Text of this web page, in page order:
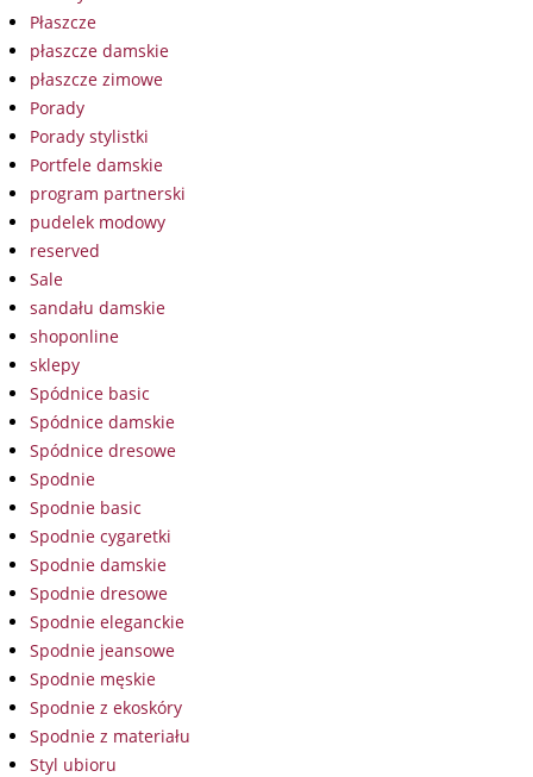
Płaszcze
płaszcze damskie
płaszcze zimowe
Porady
Porady stylistki
Portfele damskie
program partnerski
pudelek modowy
reserved
Sale
sandału damskie
shoponline
sklepy
Spódnice basic
Spódnice damskie
Spódnice dresowe
Spodnie
Spodnie basic
Spodnie cygaretki
Spodnie damskie
Spodnie dresowe
Spodnie eleganckie
Spodnie jeansowe
Spodnie męskie
Spodnie z ekoskóry
Spodnie z materiału
Styl ubioru